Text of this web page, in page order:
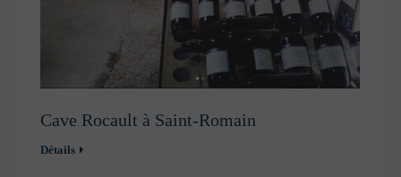
Cave Rocault à Saint-Romain
Détails